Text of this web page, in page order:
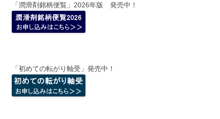
「潤滑剤銘柄便覧」2026年版 発売中！
「初めての転がり軸受」発売中！